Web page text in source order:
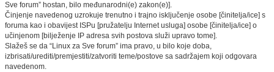
Sve forum” hostan, bilo međunarodni(e) zakon(e)].
Činjenje navedenog uzrokuje trenutno i trajno isključenje osobe [činitelja/ice] s
foruma kao i obavijest ISPu [pružatelju Internet usluga] osobe [činitelja/ice] o
učinjenom [bilježenje IP adresa svih postova služi upravo tome].
Slažeš se da “Linux za Sve forum” ima pravo, u bilo koje doba,
izbrisati/urediti/premjestiti/zatvoriti teme/postove sa sadržajem koji odgovara
navedenom.